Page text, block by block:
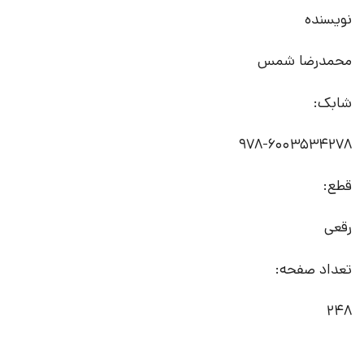
نویسنده
محمدرضا شمس
شابک:
978-6003534278
قطع:
رقعی
تعداد صفحه:
248